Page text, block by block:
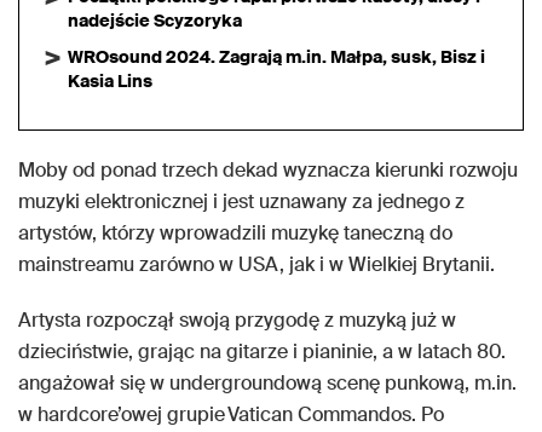
nadejście Scyzoryka
WROsound 2024. Zagrają m.in. Małpa, susk, Bisz i
Kasia Lins
Moby od ponad trzech dekad wyznacza kierunki rozwoju
muzyki elektronicznej i jest uznawany za jednego z
artystów, którzy wprowadzili muzykę taneczną do
mainstreamu zarówno w USA, jak i w Wielkiej Brytanii.
Artysta rozpoczął swoją przygodę z muzyką już w
dzieciństwie, grając na gitarze i pianinie, a w latach 80.
angażował się w undergroundową scenę punkową, m.in.
w hardcore’owej grupie Vatican Commandos. Po